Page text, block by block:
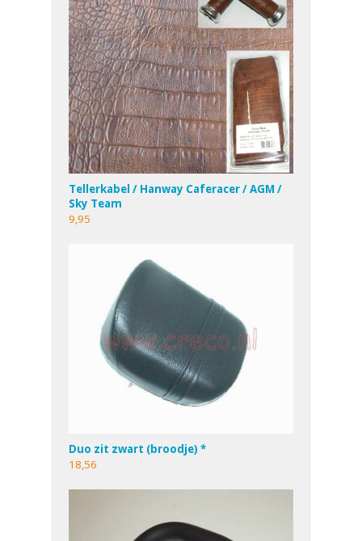
Tellerkabel / Hanway Caferacer / AGM /
Sky Team
9,95
Duo zit zwart (broodje) *
18,56